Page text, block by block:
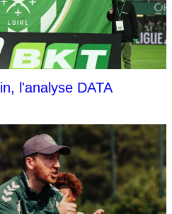
l'analyse DATA